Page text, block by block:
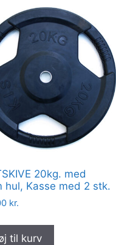
20kg. med
hul, Kasse med 2 stk.
kr.
til kurv